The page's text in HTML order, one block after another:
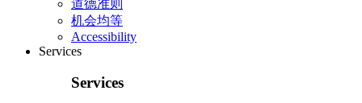
道德准则
机会均等
Accessibility
Services
Services